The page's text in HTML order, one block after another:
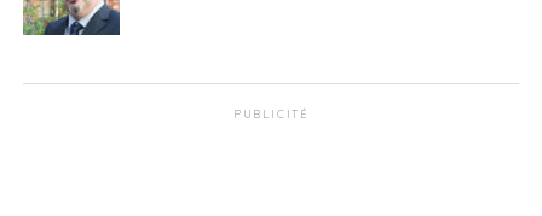
PUBLICITÉ